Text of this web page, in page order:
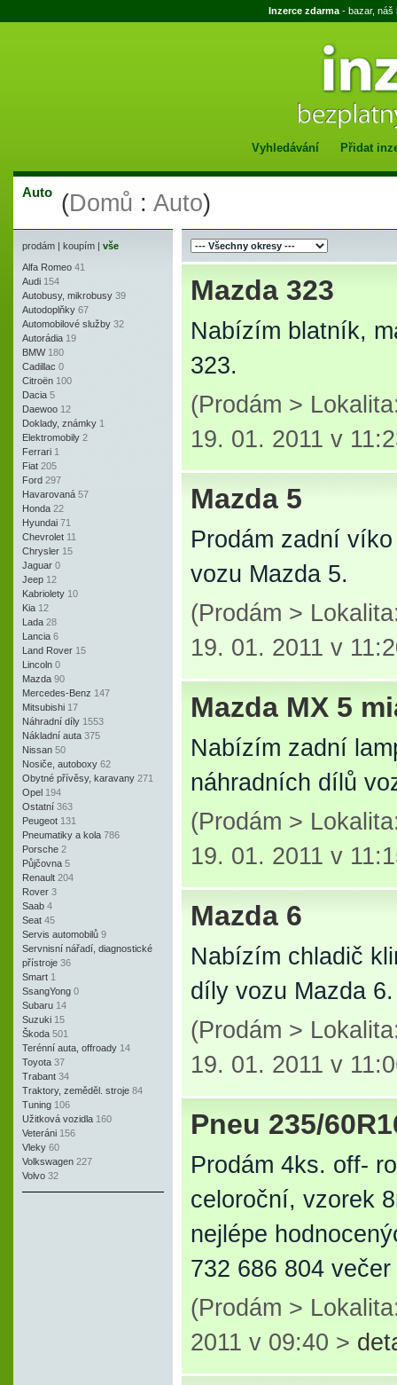
Inzerce zdarma - bazar, náš
Vyhledávání Přidat
Auto (Domů : Auto)
prodám | koupím | vše
Alfa Romeo 41
Audi 154
Autobusy, mikrobusy 39
Autodoplňky 67
Automobilové služby 32
Autorádia 19
BMW 180
Cadillac 0
Citroën 100
Dacia 5
Daewoo 12
Doklady, známky 1
Elektromobily 2
Ferrari 1
Fiat 205
Ford 297
Havarovaná 57
Honda 22
Hyundai 71
Chevrolet 11
Chrysler 15
Jaguar 0
Jeep 12
Kabriolety 10
Kia 12
Lada 28
Lancia 6
Land Rover 15
Lincoln 0
Mazda 90
Mercedes-Benz 147
Mitsubishi 17
Náhradní díly 1553
Nákladní auta 375
Nissan 50
Nosiče, autoboxy 62
Obytné přívěsy, karavany 271
Opel 194
Ostatní 363
Peugeot 131
Pneumatiky a kola 786
Porsche 2
Půjčovna 5
Renault 204
Rover 3
Saab 4
Seat 45
Servis automobilů 9
Servnisní nářadí, diagnostické
přístroje 36
Smart 1
SsangYong 0
Subaru 14
Suzuki 15
Škoda 501
Terénní auta, offroady 14
Toyota 37
Trabant 34
Traktory, zeměděl. stroje 84
Tuning 106
Užitková vozidla 160
Veteráni 156
Vleky 60
Volkswagen 227
Volvo 32
Mazda 323
Nabízím blatník,
323.
(Prodám >
19. 01. 2011 v
Mazda 5
Prodám zadní
vozu Mazda 5.
(Prodám >
19. 01. 2011 v
Mazda MX 5
Nabízím zadní
náhradních dílů
(Prodám >
19. 01. 2011 v
Mazda 6
Nabízím chladič
díly vozu Mazda 6.
(Prodám >
19. 01. 2011 v
Pneu 235/
Prodám 4ks. off-
celoroční, vzorek
nejlépe
732 686 804 večer
(Prodám >
2011 v 09:40 >